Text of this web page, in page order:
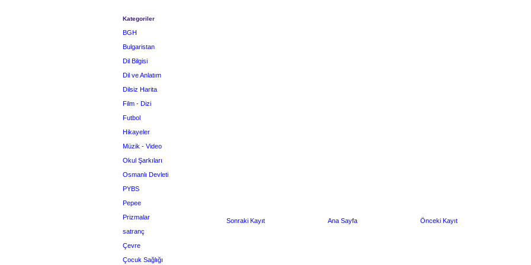
Sonraki Kayıt Önceki Kayıt
Ana Sayfa
Kategoriler
BGH
Bulgaristan
Dil Bilgisi
Dil ve Anlatım
Dilsiz Harita
Film - Dizi
Futbol
Hikayeler
Müzik - Video
Okul Şarkıları
Osmanlı Devleti
PYBS
Pepee
Prizmalar
satranç
Çevre
Çocuk Sağlığı